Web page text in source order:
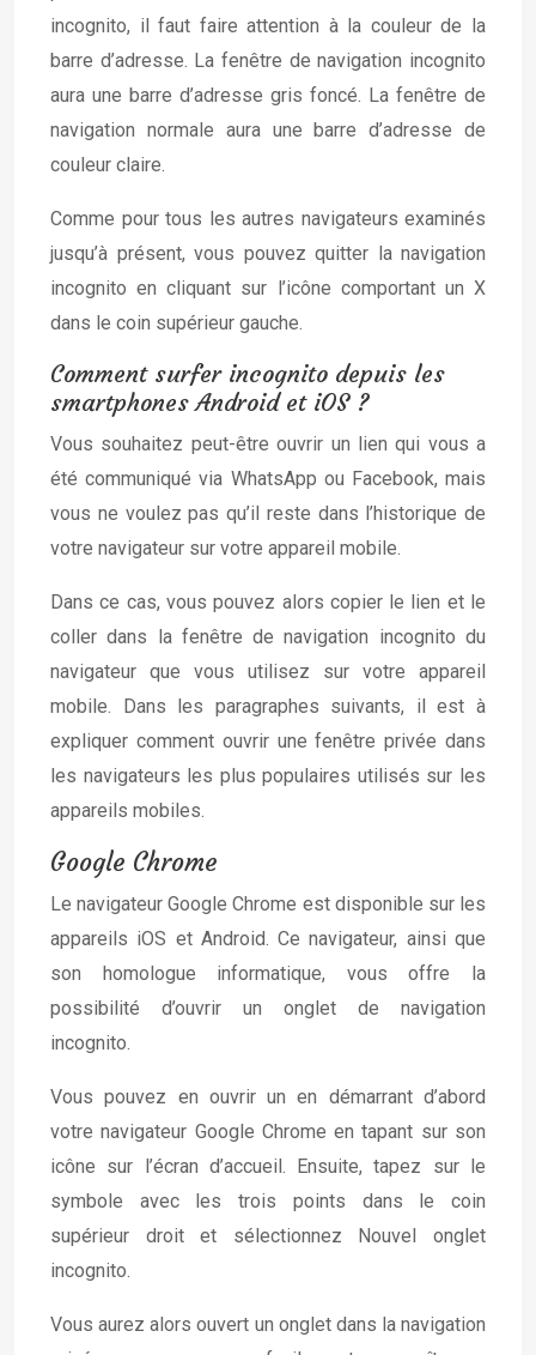
incognito, il faut faire attention à la couleur de la
barre d’adresse. La fenêtre de navigation incognito
aura une barre d’adresse gris foncé. La fenêtre de
navigation normale aura une barre d’adresse de
couleur claire.
Comme pour tous les autres navigateurs examinés
jusqu’à présent, vous pouvez quitter la navigation
incognito en cliquant sur l’icône comportant un X
dans le coin supérieur gauche.
Comment surfer incognito depuis les
smartphones Android et iOS ?
Vous souhaitez peut-être ouvrir un lien qui vous a
été communiqué via WhatsApp ou Facebook, mais
vous ne voulez pas qu’il reste dans l’historique de
votre navigateur sur votre appareil mobile.
Dans ce cas, vous pouvez alors copier le lien et le
coller dans la fenêtre de navigation incognito du
navigateur que vous utilisez sur votre appareil
mobile. Dans les paragraphes suivants, il est à
expliquer comment ouvrir une fenêtre privée dans
les navigateurs les plus populaires utilisés sur les
appareils mobiles.
Google Chrome
Le navigateur Google Chrome est disponible sur les
appareils iOS et Android. Ce navigateur, ainsi que
son homologue informatique, vous offre la
possibilité d’ouvrir un onglet de navigation
incognito.
Vous pouvez en ouvrir un en démarrant d’abord
votre navigateur Google Chrome en tapant sur son
icône sur l’écran d’accueil. Ensuite, tapez sur le
symbole avec les trois points dans le coin
supérieur droit et sélectionnez Nouvel onglet
incognito.
Vous aurez alors ouvert un onglet dans la navigation